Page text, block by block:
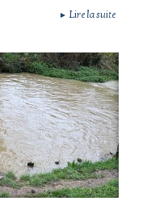
► Lire la suite